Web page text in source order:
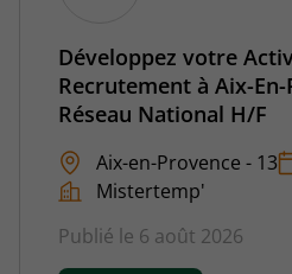
Développez votre
Recrutement à Aix-
Réseau National H/F
Aix-en-Provence - 13
Mistertemp'
Publié le 6 août 2026